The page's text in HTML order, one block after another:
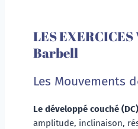
LES EXERCICES
Barbell
Les Mouvements
Le développé couché (DC)
amplitude, inclinaison,